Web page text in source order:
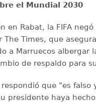
el Mundial 2030
en Rabat, la FIFA
The Times, que
a Marruecos albergar
de respaldo para
que "es falso
presidente haya